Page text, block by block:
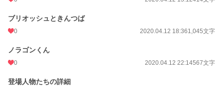
ブリオッシュときんつば
0 2020.04.12 18:361,045文字
ノラゴンくん
0 2020.04.12 22:14567文字
登場人物たちの詳細